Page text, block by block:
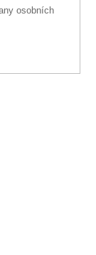
osobních